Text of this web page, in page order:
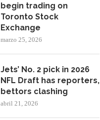
begin trading on
Toronto Stock
Exchange
marzo 25, 2026
Jets’ No. 2 pick in 2026
NFL Draft has reporters,
bettors clashing
abril 21, 2026